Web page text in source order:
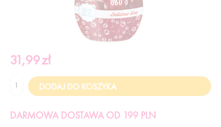
31,99zł
DARMOWA DOSTAWA OD 199 PLN